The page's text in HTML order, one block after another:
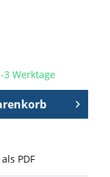
Werktage
PDF